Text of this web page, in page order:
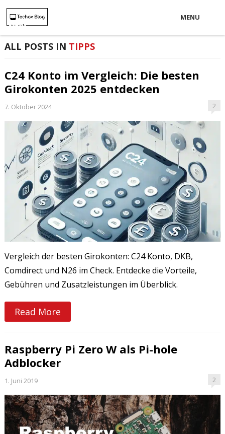
MENU
ALL POSTS IN TIPPS
C24 Konto im Vergleich: Die besten
Girokonten 2025 entdecken
7. Oktober 2024 2
Vergleich der besten Girokonten: C24 Konto, DKB,
Comdirect und N26 im Check. Entdecke die Vorteile,
Gebühren und Zusatzleistungen im Überblick.
Read More
Raspberry Pi Zero W als Pi-hole
Adblocker
1. Juni 2019 2